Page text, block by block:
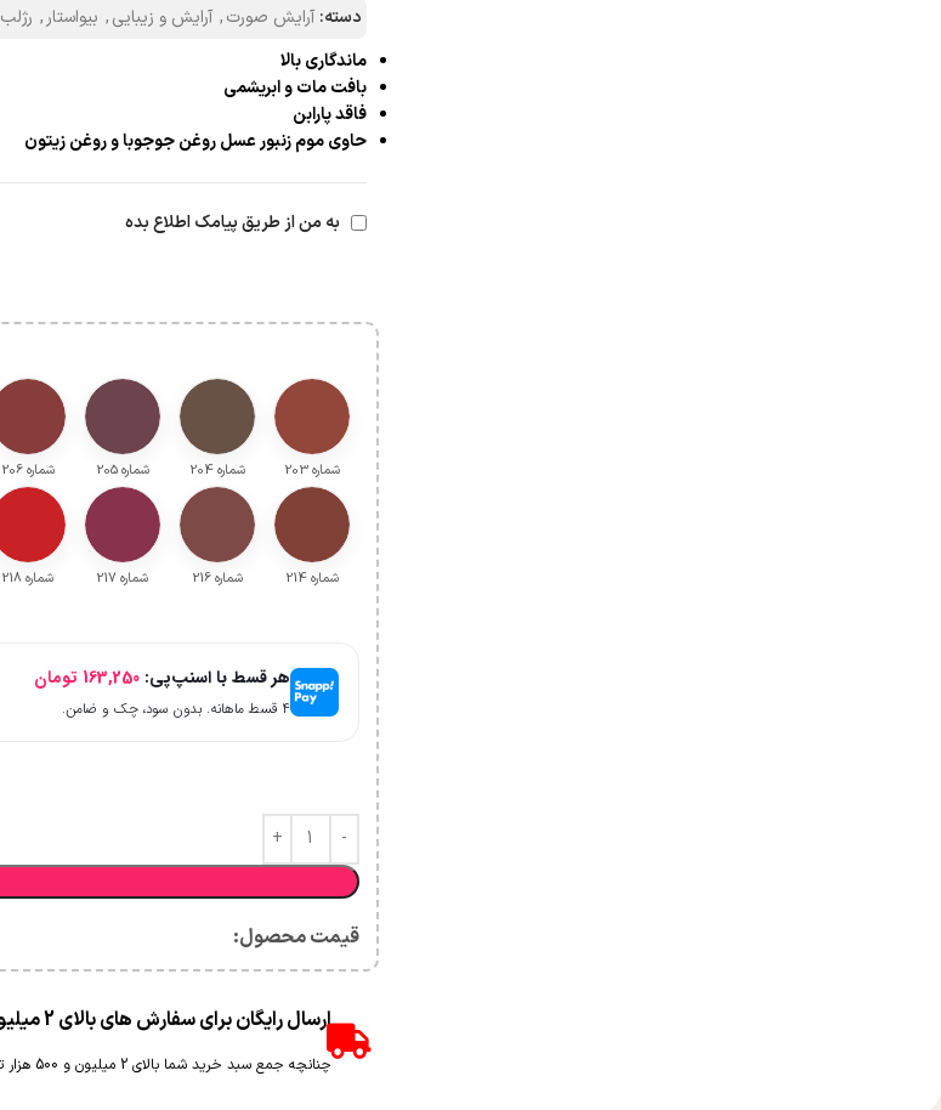
دسته: آرایش صورت, آرایش و زیبایی, بیواستار , رژلب
ماندگاری بالا
بافت مات و ابریشمی
فاقد پارابن
حاوی موم زنبور عسل روغن جوجوبا و روغن زیتون
به من از طریق پیامک اطلاع بده
شماره 203 شماره 204 شماره 205 شماره 206
شماره 214 شماره 216 شماره 217 شماره 218
هر قسط با اسنپ‌پی:163,250 تومان
۴ قسط ماهانه. بدون سود، چک و ضامن.
قیمت محصول:​
ارسال رایگان برای سفارش های بالای 2 میلیون و 500 هزار تومان(غیر حجمی)
چنانچه جمع سبد خرید شما بالای 2 میلیون و 500 هزار تومان شود هزینه پست برای شما به صورت رایگان محاسبه خواهد شد.